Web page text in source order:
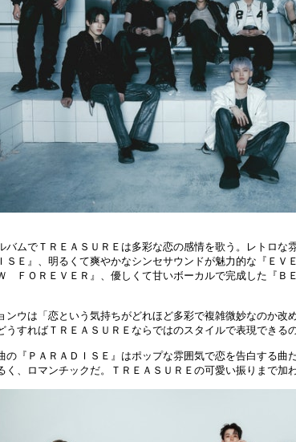
バムでＴＲＥＡＳＵＲＥは多彩な恋の感情を歌う。レトロな
ＳＥ』、明るくて爽やかなシンセサウンドが魅力的な『ＥＶ
ＦＯＲＥＶＥＲ』、優しくて甘いボーカルで完成した『
ンウは「恋という気持ちがどれほど多彩で複雑微妙なのか改
うすればＴＲＥＡＳＵＲＥならではのスタイルで表現できる
の『ＰＡＲＡＤＩＳＥ』はポップな雰囲気で恋を告白する曲
く、ロマンチックだ。ＴＲＥＡＳＵＲＥの可愛い振りまで加